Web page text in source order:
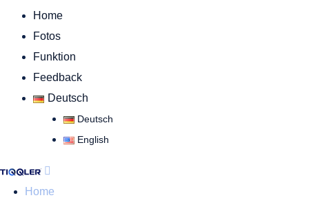
Home
Fotos
Funktion
Feedback
Deutsch
Deutsch
English
Home